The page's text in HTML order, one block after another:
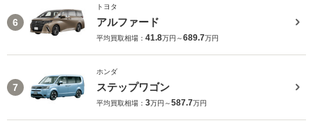
6
トヨタ
アルファード
平均買取相場： 41.8万円～689.7万円
7
ホンダ
ステップワゴン
平均買取相場： 3万円～587.7万円